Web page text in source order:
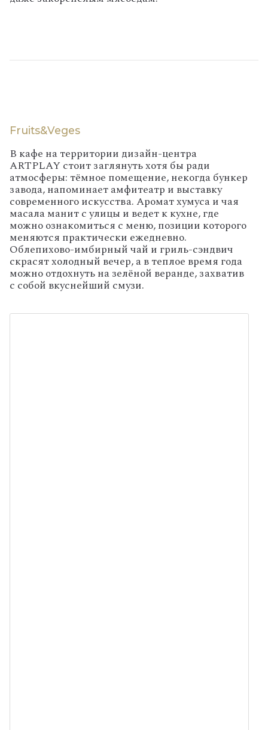
Fruits&Veges
В кафе на территории дизайн-центра
ARTPLAY стоит заглянуть хотя бы ради
атмосферы: тёмное помещение, некогда бункер
завода, напоминает амфитеатр и выставку
современного искусства. Аромат хумуса и чая
масала манит с улицы и ведет к кухне, где
можно ознакомиться с меню, позиции которого
меняются практически ежедневно.
Облепихово-имбирный чай и гриль-сэндвич
скрасят холодный вечер, а в теплое время года
можно отдохнуть на зелёной веранде, захватив
с собой вкуснейший смузи.